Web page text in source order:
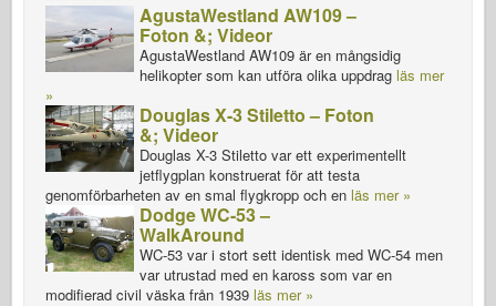
AgustaWestland AW109 –
Foton &; Videor
AgustaWestland AW109 är en mångsidig
helikopter som kan utföra olika uppdrag läs mer
»
Douglas X-3 Stiletto – Foton
&; Videor
Douglas X-3 Stiletto var ett experimentellt
jetflygplan konstruerat för att testa
genomförbarheten av en smal flygkropp och en läs mer »
Dodge WC-53 –
WalkAround
WC-53 var i stort sett identisk med WC-54 men
var utrustad med en kaross som var en
modifierad civil väska från 1939 läs mer »